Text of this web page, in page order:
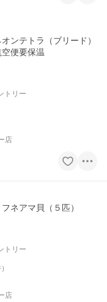
ンテトラ（ブリード）
便要保温
トリー
店
ネアマ貝（５匹）
トリー
）
店